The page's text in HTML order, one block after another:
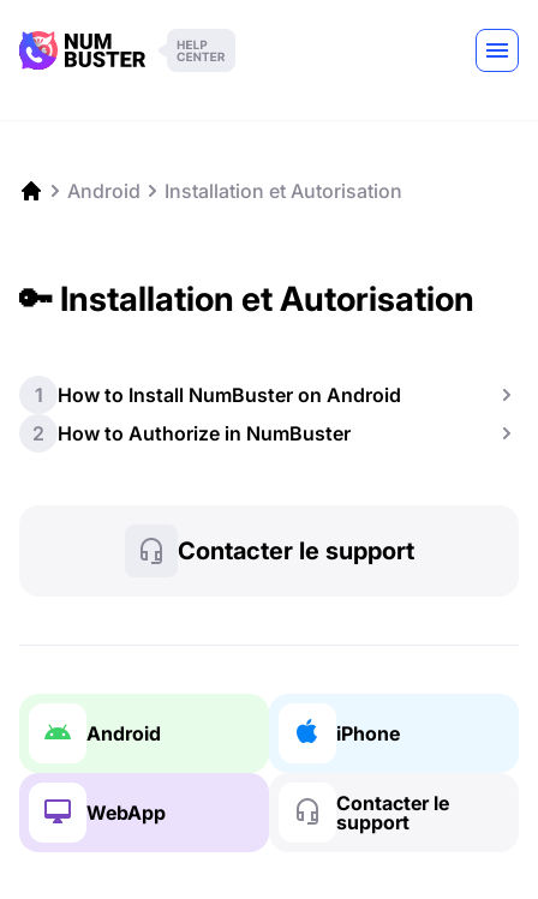
Android Installation et Autorisation
🔑 Installation et Autorisation
1
How to Install NumBuster on Android
2
How to Authorize in NumBuster
Contacter le support
Android iPhone
WebApp
Contacter le
support